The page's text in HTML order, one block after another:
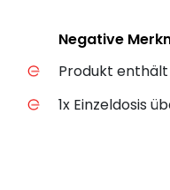
Negative Merkmale
StatusNegative
Produkt
1x Einzeldosis